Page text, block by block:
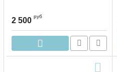
2 500 руб